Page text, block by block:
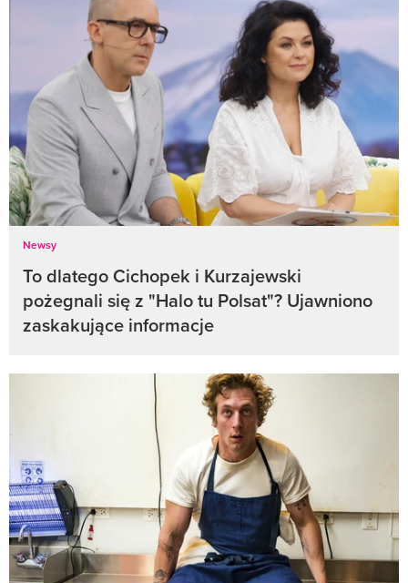
Newsy
To dlatego Cichopek i Kurzajewski
pożegnali się z "Halo tu Polsat"? Ujawniono
zaskakujące informacje